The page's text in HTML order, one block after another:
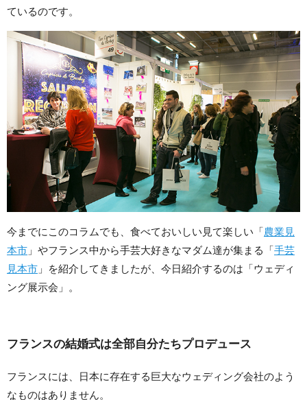
ているのです。
今までにこのコラムでも、食べておいしい見て楽しい「農業見
本市 」やフランス中から手芸大好きなマダム達が集まる「手芸
見本市 」を紹介してきましたが、今日紹介するのは「ウェディ
ング展示会」。
フランスの結婚式は全部自分たちプロデュース
フランスには、日本に存在する巨大なウェディング会社のよう
なものはありません。